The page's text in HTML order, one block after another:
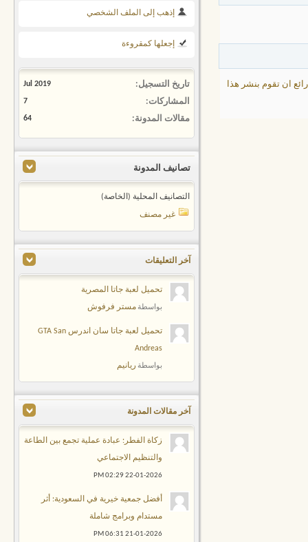
ان تقوم بنشر هذا
إذهب إلى الملف الشخصي
إجعلها كمقروءة
تاريخ التسجيل Jul 2019
المشاركات 7
مقالات المدونة 64
تصانيف المدونة
التصانيف المحلية (الخاصة)
غير مصنف
آخر التعليقات
تحميل لعبة جاتا المصرية
بواسطةمستر فرفوش
تحميل لعبة جاتا سان اندرس GTA San
Andreas
بواسطة ريانيم
آخر مقالات المدونة
زكاة الفطر: عبادة عملية تجمع بين الطاعة
والتنظيم الاجتماعي
22-01-2026
02:29 PM
أفضل جمعية خيرية في السعودية: أثر
مستدام وبرامج شاملة
21-01-2026
06:31 PM